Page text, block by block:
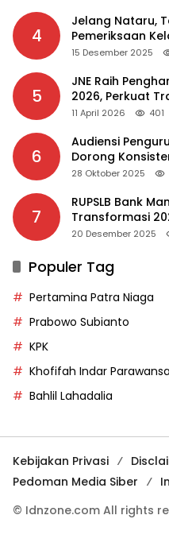
4
Jelang Nataru,
Pemeriksaan
15 Desember 2025
5
JNE Raih
2026, Perkuat
11 April 2026 401
6
Audiensi
Dorong
28 Oktober 2025
7
RUPSLB Bank
Transformasi
20 Desember 2025
Populer Tag
Pertamina Patra Niaga
Prabowo Subianto
KPK
Khofifah Indar Parawansa
Bahlil Lahadalia
Kebijakan Privasi
Pedoman Media Siber
© Idnzone.com All rights